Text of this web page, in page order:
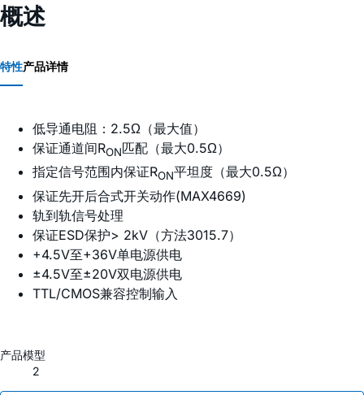
概述
特性产品详情
低导通电阻：2.5Ω（最大值）
保证通道间RON匹配（最大0.5Ω）
指定信号范围内保证RON平坦度（最大0.5Ω）
保证先开后合式开关动作(MAX4669)
轨到轨信号处理
保证ESD保护> 2kV（方法3015.7）
+4.5V至+36V单电源供电
±4.5V至±20V双电源供电
TTL/CMOS兼容控制输入
产品模型
2